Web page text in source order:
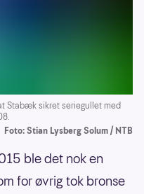
Stabæk sikret seriegullet med
Foto: Stian Lysberg Solum / NTB
ble det nok en
for øvrig tok bronse